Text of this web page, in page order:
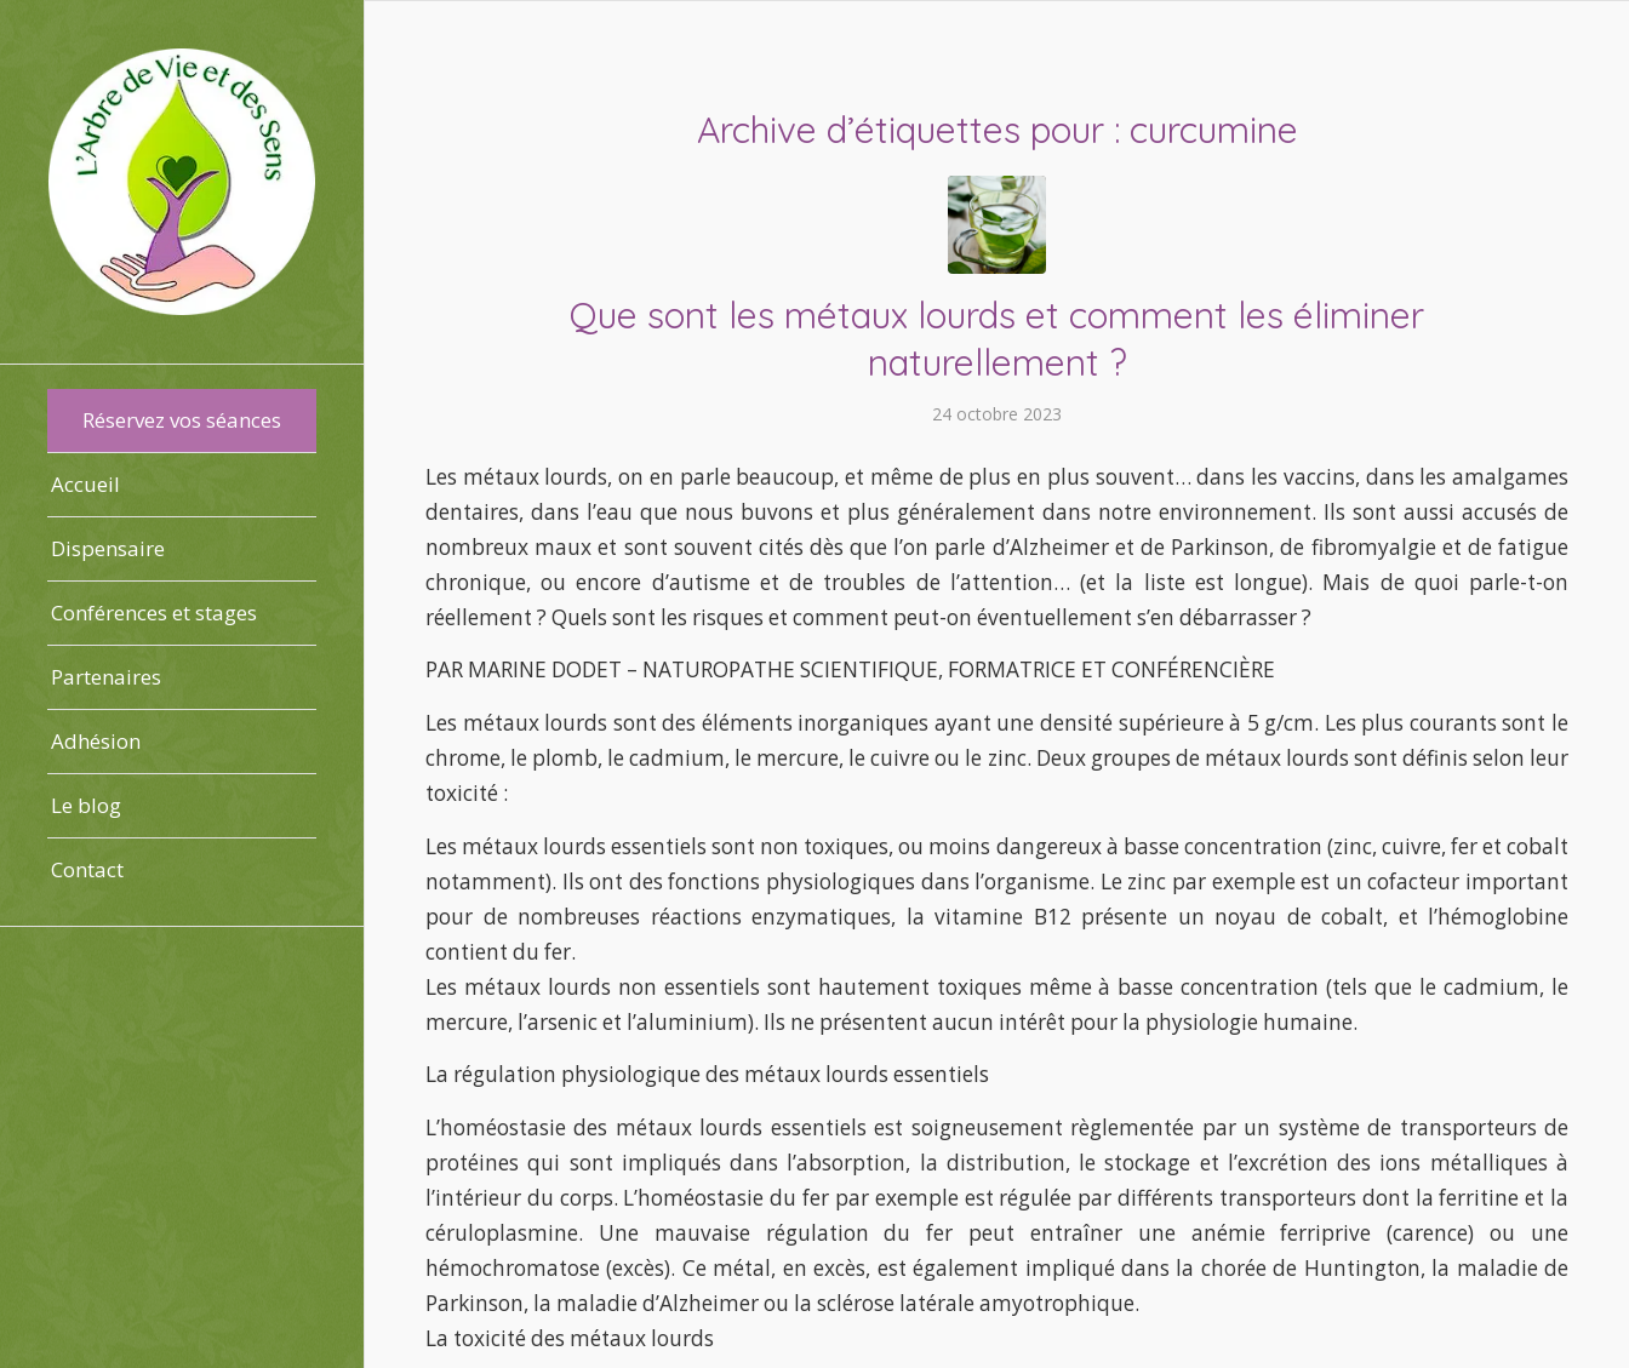
Réservez vos séances
Accueil
Dispensaire
Conférences et stages
Partenaires
Adhésion
Le blog
Contact
Archive d’étiquettes pour : curcumine
Que sont les métaux lourds et comment les éliminer
naturellement ?
24 octobre 2023
Les métaux lourds, on en parle beaucoup, et même de plus en plus souvent… dans les vaccins, dans les amalgames
dentaires, dans l’eau que nous buvons et plus généralement dans notre environnement. Ils sont aussi accusés de
nombreux maux et sont souvent cités dès que l’on parle d’Alzheimer et de Parkinson, de fibromyalgie et de fatigue
chronique, ou encore d’autisme et de troubles de l’attention… (et la liste est longue). Mais de quoi parle-t-on
réellement ? Quels sont les risques et comment peut-on éventuellement s’en débarrasser ?
PAR MARINE DODET – NATUROPATHE SCIENTIFIQUE, FORMATRICE ET CONFÉRENCIÈRE
Les métaux lourds sont des éléments inorganiques ayant une densité supérieure à 5 g/cm. Les plus courants sont le
chrome, le plomb, le cadmium, le mercure, le cuivre ou le zinc. Deux groupes de métaux lourds sont définis selon leur
toxicité :
Les métaux lourds essentiels sont non toxiques, ou moins dangereux à basse concentration (zinc, cuivre, fer et cobalt
notamment). Ils ont des fonctions physiologiques dans l’organisme. Le zinc par exemple est un cofacteur important
pour de nombreuses réactions enzymatiques, la vitamine B12 présente un noyau de cobalt, et l’hémoglobine
contient du fer.
Les métaux lourds non essentiels sont hautement toxiques même à basse concentration (tels que le cadmium, le
mercure, l’arsenic et l’aluminium). Ils ne présentent aucun intérêt pour la physiologie humaine.
La régulation physiologique des métaux lourds essentiels
L’homéostasie des métaux lourds essentiels est soigneusement règlementée par un système de transporteurs de
protéines qui sont impliqués dans l’absorption, la distribution, le stockage et l’excrétion des ions métalliques à
l’intérieur du corps. L’homéostasie du fer par exemple est régulée par différents transporteurs dont la ferritine et la
céruloplasmine. Une mauvaise régulation du fer peut entraîner une anémie ferriprive (carence) ou une
hémochromatose (excès). Ce métal, en excès, est également impliqué dans la chorée de Huntington, la maladie de
Parkinson, la maladie d’Alzheimer ou la sclérose latérale amyotrophique.
La toxicité des métaux lourds